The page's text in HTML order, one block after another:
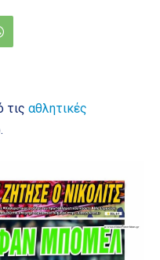
τις αθλητικές